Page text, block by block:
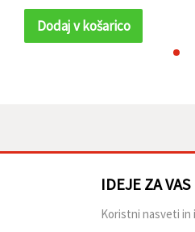
50 kosov
Dodaj v košarico
IDEJE ZA VAS
Koristni nasveti in